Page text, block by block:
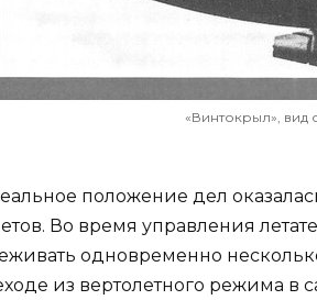
«Винтокрыл», вид
положение дел
Во время управления
одновременно
из вертолетного режима в